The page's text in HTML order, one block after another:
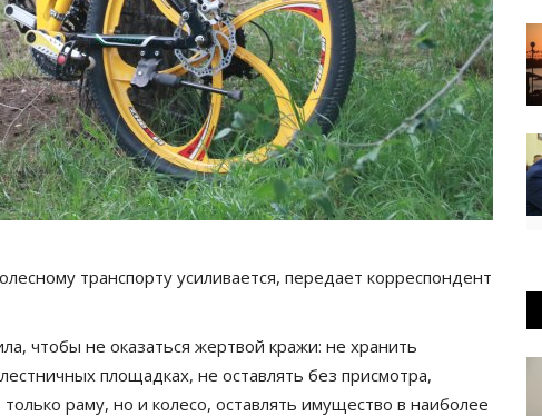
транспорту усиливается, передает корреспондент
чтобы не оказаться жертвой кражи: не хранить
площадках, не оставлять без присмотра,
раму, но и колесо, оставлять имущество в наиболее